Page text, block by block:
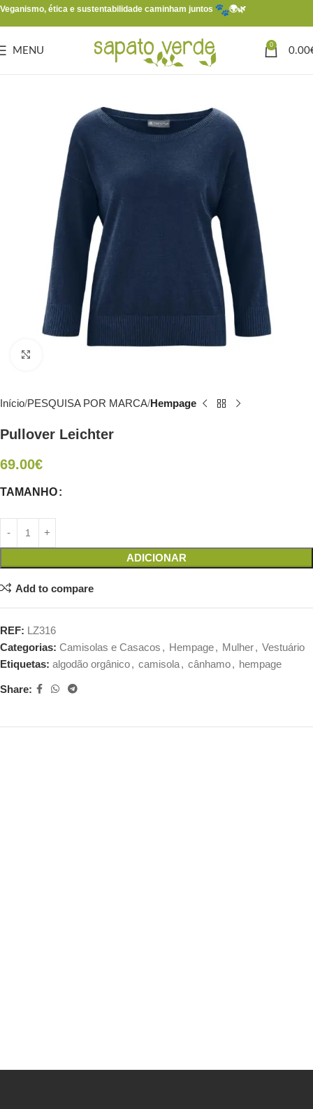
Veganismo, ética e sustentabilidade caminham juntos 🌍🌿
MENU
0
0.00
Início PESQUISA POR MARCA Hempage
Pullover Leichter
69.00€
TAMANHO
ADICIONAR
Add to compare
REF: LZ316
Categorias: Camisolas e Casacos , Hempage, Mulher, Vestuário
Etiquetas: algodão orgânico, camisola, cânhamo, hempage
Share: